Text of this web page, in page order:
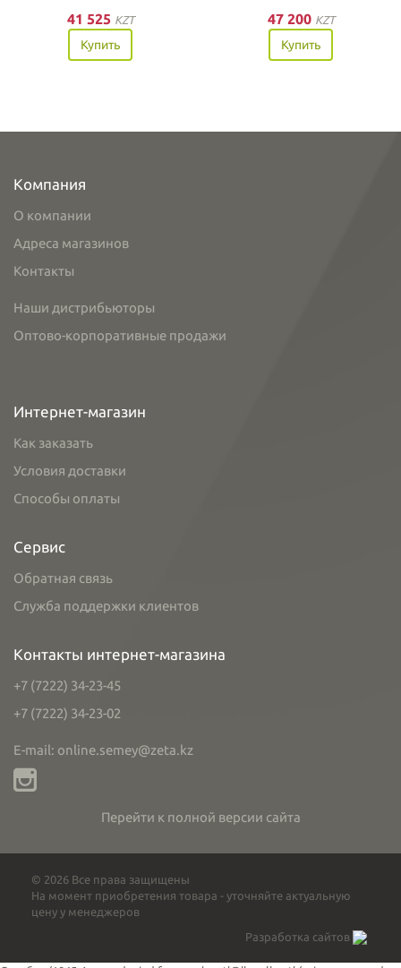
41 525 KZT
Купить
47 200 KZT
Купить
Компания
О компании
Адреса магазинов
Контакты
Наши дистрибьюторы
Оптово-корпоративные продажи
Интернет-магазин
Как заказать
Условия доставки
Способы оплаты
Сервис
Обратная связь
Служба поддержки клиентов
Контакты интернет-магазина
+7 (7222) 34-23-45
+7 (7222) 34-23-02
E-mail: online.semey@zeta.kz
Перейти к полной версии сайта
© 2026 Все права защищены
На момент приобретения товара - уточняйте актуальную
цену у менеджеров
Разработка сайтов